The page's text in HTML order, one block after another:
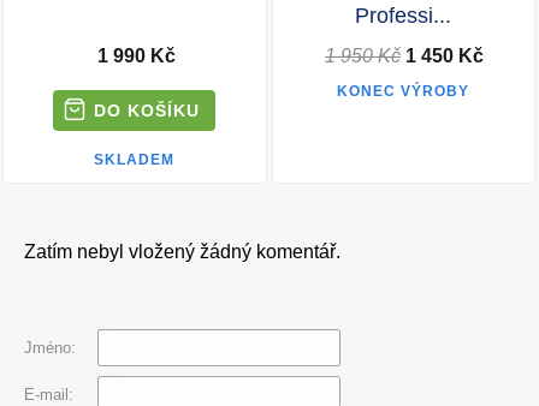
1 990 Kč
SKLADEM
Professi...
1 950 Kč 1 450 Kč
KONEC VÝROBY
Zatím nebyl vložený žádný komentář.
Jméno:
E-mail: